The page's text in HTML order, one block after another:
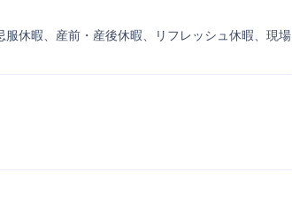
服休暇、産前・産後休暇、リフレッシュ休暇、現場